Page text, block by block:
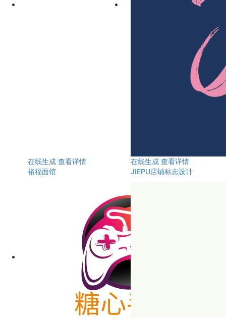
在线生成 查看详情
裕福面馆
在线生成 查看详情
JIEPU店铺标志设计